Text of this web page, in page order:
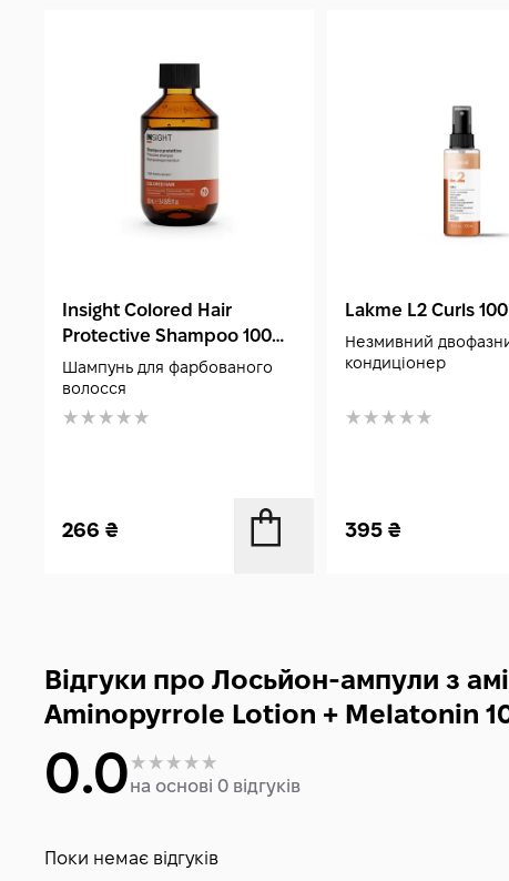
Insight Colored Hair
Protective Shampoo 100
мл
Шампунь для фарбованого
волосся
266 ₴
Lakme L2 Curls
Незмивний
кондиціонер
395₴
Відгуки про Лосьйон-ампули з
Aminopyrrole Lotion + Melatonin
0.0на основі 0 відгуків
Поки немає відгуків